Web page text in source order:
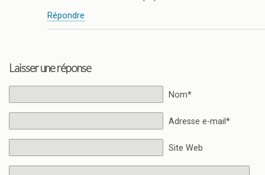
Répondre
Laisser une réponse
Nom*
Adresse e-mail*
Site Web